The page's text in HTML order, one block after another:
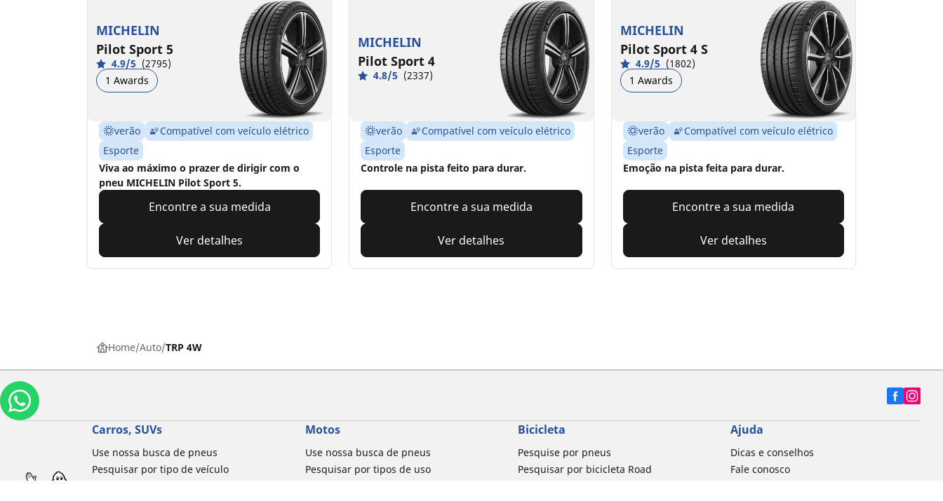
MICHELIN
Pilot Sport 5
4.9/5 (2795)
1 Awards
verão
Compatível com veículo elétrico
Esporte
Viva ao máximo o prazer de dirigir com o
pneu MICHELIN Pilot Sport 5.
Encontre a sua medida
Ver detalhes
MICHELIN
Pilot Sport 4
4.8/5 (2337)
verão
Compatível com veículo elétrico
Esporte
Controle na pista feito para durar.
Encontre a sua medida
Ver detalhes
MICHELIN
Pilot Sport 4 S
4.9/5 (1802)
1 Awards
verão
Compatível com veículo elétrico
Esporte
Emoção na pista feita para durar.
Encontre a sua medida
Ver detalhes
Home Auto TRP 4W
Carros, SUVs
Use nossa busca de pneus
Pesquisar por tipo de veículo
Motos
Use nossa busca de pneus
Pesquisar por tipos de uso
Bicicleta
Pesquise por pneus
Pesquisar por bicicleta Road
Ajuda
Dicas e conselhos
Fale conosco